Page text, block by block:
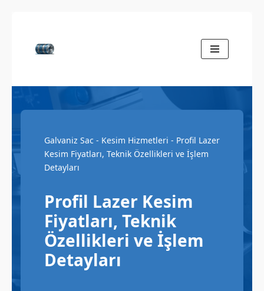
İçeriğe
Galvaniz Sac - Kesim Hizmetleri - Profil Lazer
Kesim Fiyatları, Teknik Özellikleri ve İşlem
Detayları
Profil Lazer Kesim
Fiyatları, Teknik
Özellikleri ve İşlem
Detayları